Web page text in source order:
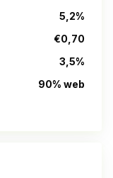
5,2%
€0,70
3,5%
90% web